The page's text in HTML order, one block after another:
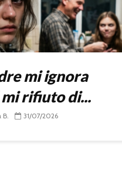
mi ignora
rifiuto di...
B. 31/07/2026